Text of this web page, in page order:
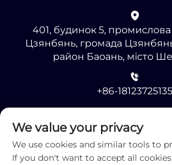
401, будинок 5,
Цзянбянь, громада
район Баоань, місто
+86-18123725135
[email protected]
We value your privacy
We use cookies and similar tools to
If you don't want to accept all